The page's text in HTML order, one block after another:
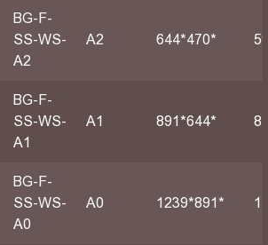
BG-F-
SS-WS-
A2
A2 644*470*
BG-F-
SS-WS-
A1
А1 891*644*
BG-F-
SS-WS-
A0
А0 1239*891*